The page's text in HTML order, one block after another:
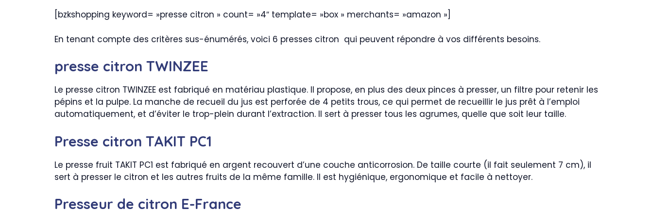
[bzkshopping keyword= »presse citron » count= »4″ template= »box » merchants= »amazon »]
En tenant compte des critères sus-énumérés, voici 6 presses citron qui peuvent répondre à vos différents besoins.
presse citron TWINZEE
Le presse citron TWINZEE est fabriqué en matériau plastique. Il propose, en plus des deux pinces à presser, un filtre pour retenir les
pépins et la pulpe. La manche de recueil du jus est perforée de 4 petits trous, ce qui permet de recueillir le jus prêt à l’emploi
automatiquement, et d’éviter le trop-plein durant l’extraction. Il sert à presser tous les agrumes, quelle que soit leur taille.
Presse citron TAKIT PC1
Le presse fruit TAKIT PC1 est fabriqué en argent recouvert d’une couche anticorrosion. De taille courte (il fait seulement 7 cm), il
sert à presser le citron et les autres fruits de la même famille. Il est hygiénique, ergonomique et facile à nettoyer.
Presseur de citron E-France